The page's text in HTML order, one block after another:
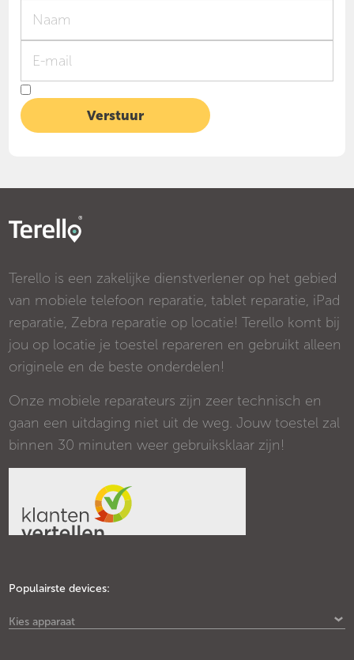
Terello is een zakelijke dienstverlener op het gebied
van mobiele telefoon reparatie, tablet reparatie, iPad
reparatie, Zebra reparatie op locatie! Terello komt bij
jou op locatie je toestel repareren en gebruikt alleen
originele en de beste onderdelen!
Onze mobiele reparateurs zijn zeer technisch en
gaan een uitdaging niet uit de weg. Jouw toestel zal
binnen 30 minuten weer gebruiksklaar zijn!
Populairste devices:
Kies apparaat